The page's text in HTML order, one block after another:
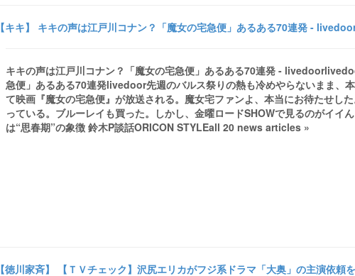
【キキ】 キキの声は江戸川コナン？「魔女の宅急便」あるある70連発 -
キキの声は江戸川コナン？「魔女の宅急便」あるある70連発 -
急便」あるある70連発livedoor先週のバルス祭りの熱も冷めやらないまま、
て映画『魔女の宅急便』が放送される。魔女宅ファンよ、本当にお待たせし
っている。ブルーレイも買った。しかし、金曜ロードSHOWで見るのがイイ
は“思春期”の象徴 鈴木P談話ORICON STYLEall 20 news articles »
【徳川家斉】 【ＴＶチェック】沢尻エリカがフジ系ドラマ「大奥」の主演依